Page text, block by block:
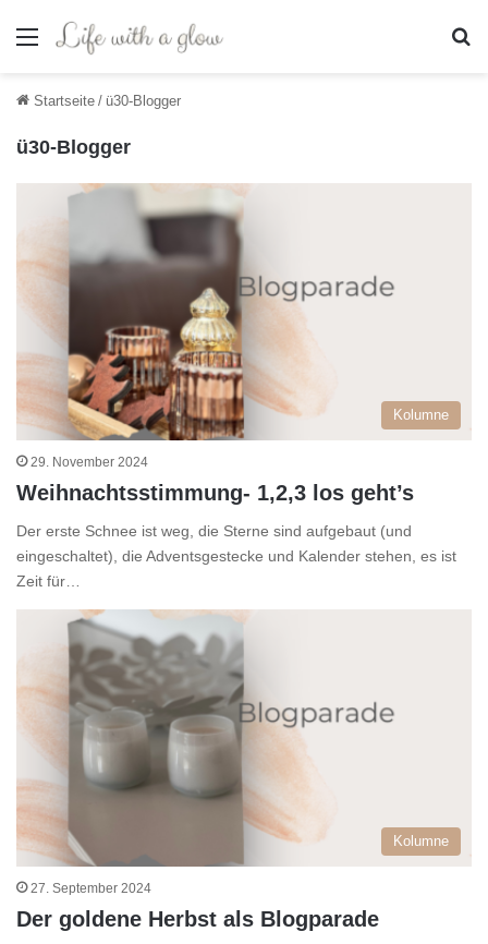
Menü
Startseite / ü30-Blogger
ü30-Blogger
Kolumne
29. November 2024
Weihnachtsstimmung- 1,2,3 los geht’s
Der erste Schnee ist weg, die Sterne sind aufgebaut (und
eingeschaltet), die Adventsgestecke und Kalender stehen, es ist
Zeit für…
Kolumne
27. September 2024
Der goldene Herbst als Blogparade